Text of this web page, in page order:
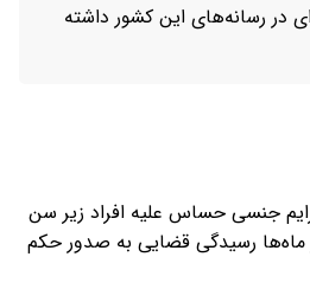
در رسانه‌های این کشور داشته
جنسی حساس علیه افراد زیر سن
ماه‌ها رسیدگی قضایی به صدور حکم